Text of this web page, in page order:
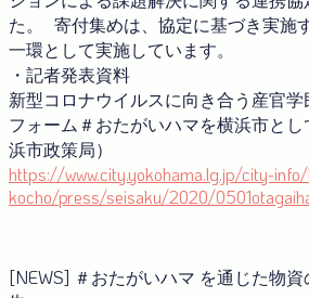
た。 寄付集めは、協定に基づき実施
一環として実施しています。
・記者発表資料
新型コロナウイルスに向き合う産官学
フォーム＃おたがいハマを横浜市と
浜市政策局）
https://www.city.yokohama.lg.jp/city-
kocho/press/seisaku/2020/
[NEWS] ＃おたがいハマ を通じた物